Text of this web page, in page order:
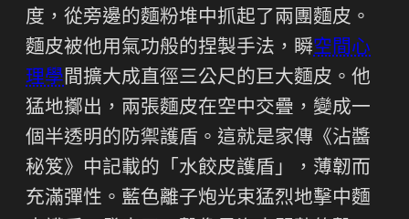
度，從旁邊的麵粉堆中抓起了兩團麵皮。
麵皮被他用氣功般的捏製手法，瞬空間心
理學間擴大成直徑三公尺的巨大麵皮。他
猛地擲出，兩張麵皮在空中交疊，變成一
個半透明的防禦護盾。這就是家傳《沾醬
秘笈》中記載的「水餃皮護盾」，薄韌而
充滿彈性。藍色離子炮光束猛烈地擊中麵